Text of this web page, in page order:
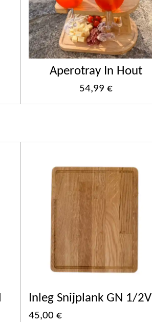
Aperotray In Hout
54,99 €
Inleg Snijplank GN 1/2V
45,00 €